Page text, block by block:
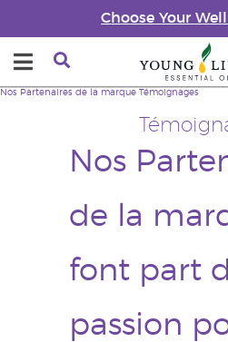
Choose Your
Nos
de la
font part
passion
Nos Partenaires de la marque Témoignages